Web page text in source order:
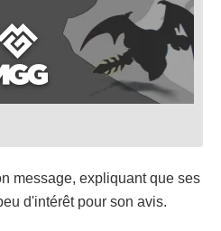
message, expliquant que ses
d'intérêt pour son avis.